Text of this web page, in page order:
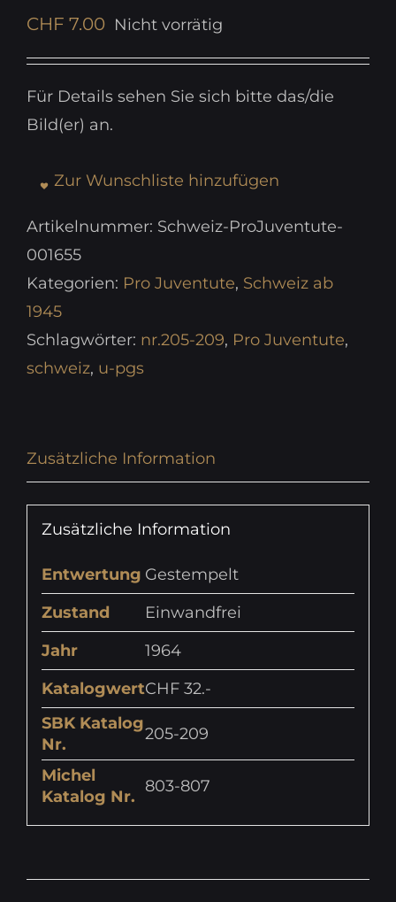
CHF 7.00 Nicht vorrätig
Für Details sehen Sie sich bitte das/die
Bild(er) an.
Zur Wunschliste hinzufügen
Artikelnummer: Schweiz-ProJuventute-
001655
Kategorien: Pro Juventute, Schweiz ab
1945
Schlagwörter: nr.205-209, Pro Juventute,
schweiz, u-pgs
Zusätzliche Information
Zusätzliche Information
Entwertung Gestempelt
Zustand
Einwandfrei
Jahr
1964
KatalogwertCHF 32.-
SBK Katalog
Nr.
205-209
Michel
Katalog Nr.
803-807